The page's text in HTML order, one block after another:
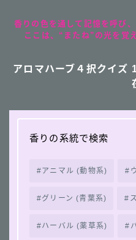
香りの色を通して記憶を呼び
ここは、“またね”の光を覚
アロマハーブ４択クイズ
香りの系統で検索
アニマル (動物系)
グリーン (青葉系)
ハーバル (薬草系)